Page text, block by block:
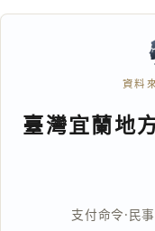
資料
臺灣宜蘭地
支付命令·民事